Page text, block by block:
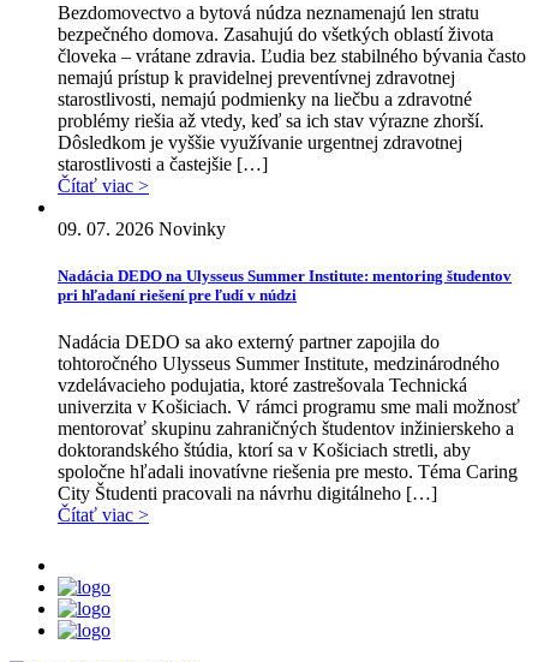
Bezdomovectvo a bytová núdza neznamenajú len stratu
bezpečného domova. Zasahujú do všetkých oblastí života
človeka – vrátane zdravia. Ľudia bez stabilného bývania často
nemajú prístup k pravidelnej preventívnej zdravotnej
starostlivosti, nemajú podmienky na liečbu a zdravotné
problémy riešia až vtedy, keď sa ich stav výrazne zhorší.
Dôsledkom je vyššie využívanie urgentnej zdravotnej
starostlivosti a častejšie […]
Čítať viac >
09. 07. 2026 Novinky
Nadácia DEDO na Ulysseus Summer Institute: mentoring študentov
pri hľadaní riešení pre ľudí v núdzi
Nadácia DEDO sa ako externý partner zapojila do
tohtoročného Ulysseus Summer Institute, medzinárodného
vzdelávacieho podujatia, ktoré zastrešovala Technická
univerzita v Košiciach. V rámci programu sme mali možnosť
mentorovať skupinu zahraničných študentov inžinierskeho a
doktorandského štúdia, ktorí sa v Košiciach stretli, aby
spoločne hľadali inovatívne riešenia pre mesto. Téma Caring
City Študenti pracovali na návrhu digitálneho […]
Čítať viac >